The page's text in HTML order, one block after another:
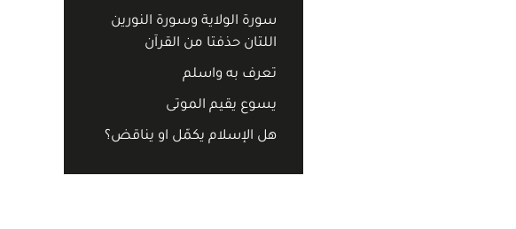
سورة الولاية وسورة النورين
اللتان حذفتا من القرآن
تعرف به واسلم
يسوع يقيم الموتى
هل الإسلام يكمّل او يناقض؟